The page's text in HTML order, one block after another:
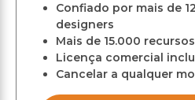
Confiado por mais de
designers
Mais de 15.000 recursos
Licença comercial
Cancelar a qualquer